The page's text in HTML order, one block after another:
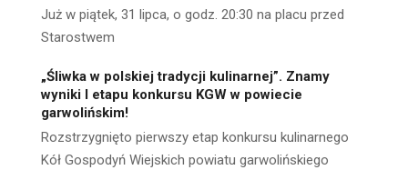
Już w piątek, 31 lipca, o godz. 20:30 na placu przed
Starostwem
„Śliwka w polskiej tradycji kulinarnej”. Znamy
wyniki I etapu konkursu KGW w powiecie
garwolińskim!
Rozstrzygnięto pierwszy etap konkursu kulinarnego
Kół Gospodyń Wiejskich powiatu garwolińskiego